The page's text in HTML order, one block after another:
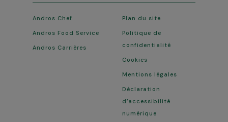
Plan du site
Politique de
confidentialité
Cookies
Mentions légales
Déclaration
d’accessibilité
numérique
Andros Chef
Andros Food Service
Andros Carrières